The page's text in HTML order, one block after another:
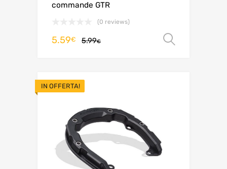
commande GTR
(0 reviews)
5.99€
5.59€
IN OFFERTA!